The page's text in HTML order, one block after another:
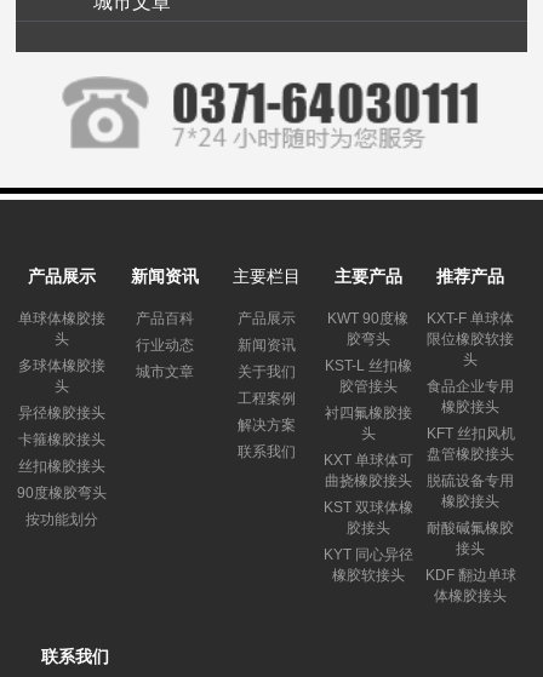
产品展示
单球体橡胶接
头
多球体橡胶接
头
异径橡胶接头
卡箍橡胶接头
丝扣橡胶接头
90度橡胶弯头
按功能划分
新闻资讯
产品百科
行业动态
城市文章
主要栏目
产品展示
新闻资讯
关于我们
工程案例
解决方案
联系我们
主要产品
KWT 90度橡
胶弯头
KST-L 丝扣橡
胶管接头
衬四氟橡胶接
头
KXT 单球体可
曲挠橡胶接头
KST 双球体橡
胶接头
KYT 同心异径
橡胶软接头
推荐产品
KXT-F 单球体
限位橡胶软接
头
食品企业专用
橡胶接头
KFT 丝扣风机
盘管橡胶接头
脱硫设备专用
橡胶接头
耐酸碱氟橡胶
接头
KDF 翻边单球
体橡胶接头
联系我们